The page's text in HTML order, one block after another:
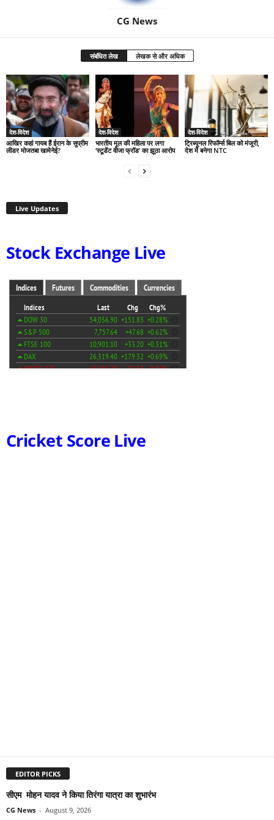
CG News
संबंधित लेख लेखक से और अधिक
देश-विदेश
आखिर कहां गायब हैं ईरान के सुप्रीम
लीडर मोजतबा खामेनेई?
देश-विदेश
भारतीय मूल की महिला पर लगा
‘स्टूडेंट वीजा फ्रॉड’ का झूठा आरोप
देश-विदेश
ट्रिब्यूनल रिफॉर्म्स बिल को मंजूरी,
देश में बनेगा NTC
Live Updates
Stock Exchange Live
Cricket Score Live
EDITOR PICKS
सीएम मोहन यादव ने किया तिरंगा यात्रा का शुभारंभ
CG News - August 9, 2026